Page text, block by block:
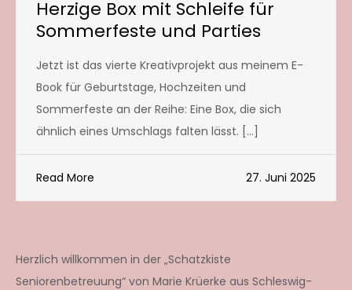
Herzige Box mit Schleife für
Sommerfeste und Parties
Jetzt ist das vierte Kreativprojekt aus meinem E-
Book für Geburtstage, Hochzeiten und
Sommerfeste an der Reihe: Eine Box, die sich
ähnlich eines Umschlags falten lässt. […]
Read More 27. Juni 2025
Herzlich willkommen in der „Schatzkiste
Seniorenbetreuung“ von Marie Krüerke aus Schleswig-